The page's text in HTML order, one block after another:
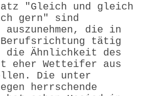
"Gleich und gleich
gern" sind
die in
Berufsrichtung tätig
die Ähnlichkeit des
eher Wetteifer aus
Die unter
herrschende